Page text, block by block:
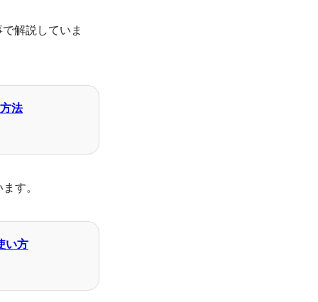
解説していま
法
す。
い方